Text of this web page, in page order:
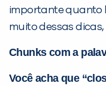
importante quanto
muito dessas
Chunks com a
Você acha que